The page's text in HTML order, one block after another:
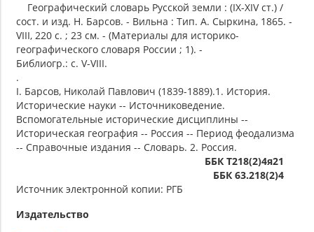
Географический словарь Русской земли : (IX-XIV ст.) /
cост. и изд. Н. Барсов. - Вильна : Тип. А. Сыркина, 1865. -
VIII, 220 с. ; 23 см. - (Материалы для историко-
географического словаря России ; 1). -
Библиогр.: с. V-VIII.
.
I. Барсов, Николай Павлович (1839-1889).1. История.
Исторические науки -- Источниковедение.
Вспомогательные исторические дисциплины --
Историческая география -- Россия -- Период феодализма
-- Справочные издания -- Словарь. 2. Россия.
ББК Т218(2)4я21
ББК 63.218(2)4
Источник электронной копии: РГБ
Издательство